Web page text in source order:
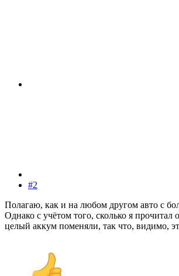
#2
Полагаю, как и на любом другом авто с
Однако с учётом того, сколько я
целый аккум поменяли, так что, видимо,